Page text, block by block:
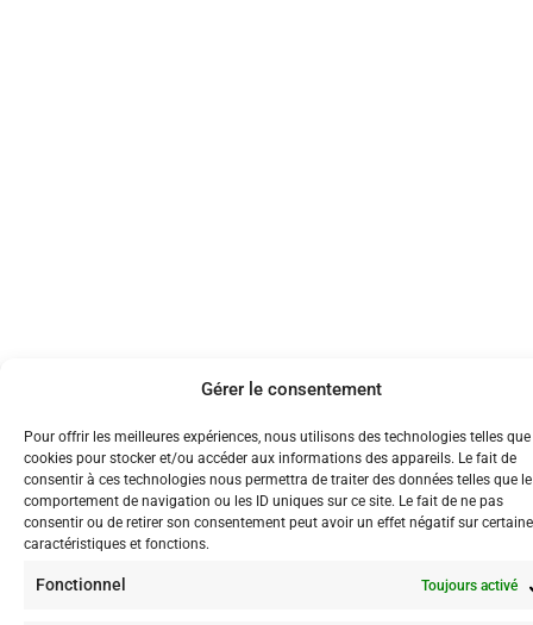
Gérer le consentement
Pour offrir les meilleures expériences, nous utilisons des technologies telles que
cookies pour stocker et/ou accéder aux informations des appareils. Le fait de
consentir à ces technologies nous permettra de traiter des données telles que le
comportement de navigation ou les ID uniques sur ce site. Le fait de ne pas
consentir ou de retirer son consentement peut avoir un effet négatif sur
caractéristiques et fonctions.
Fonctionnel Toujours activé